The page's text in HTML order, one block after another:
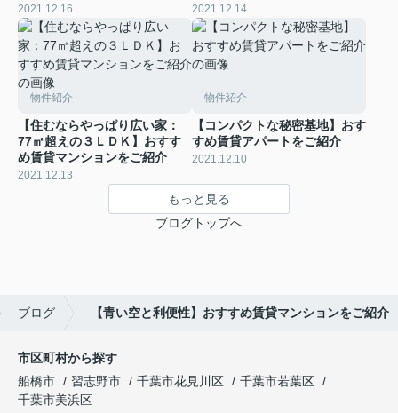
2021.12.16 2021.12.14
物件紹介
【住むならやっぱり広い家：
77㎡超えの３ＬＤＫ】おすす
め賃貸マンションをご紹介
2021.12.13
物件紹介
【コンパクトな秘密基地】おす
すめ賃貸アパートをご紹介
2021.12.10
もっと見る
ブログトップへ
ブログ 【青い空と利便性】おすすめ賃貸マンションをご紹介
市区町村から探す
船橋市
習志野市 千葉市花見川区
千葉市若葉区
千葉市美浜区